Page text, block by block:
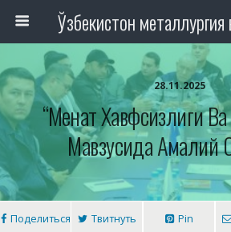
28.11.2025
“Меҳнат Хавфсизлиги
Мавзусида Амалий
Поделиться Твитнуть Pin